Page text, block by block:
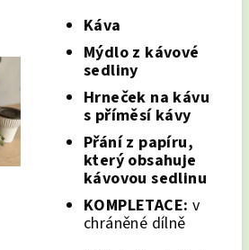
Káva
Mýdlo z kávové
sedliny
Hrneček na kávu
s příměsí kávy
Přání z papíru,
který obsahuje
kávovou sedlinu
KOMPLETACE: v
chráněné dílně